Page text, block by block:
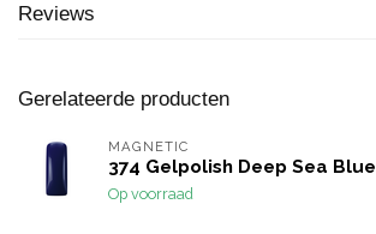
Reviews
Gerelateerde producten
MAGNETIC
374 Gelpolish Deep Sea Blue
Op voorraad